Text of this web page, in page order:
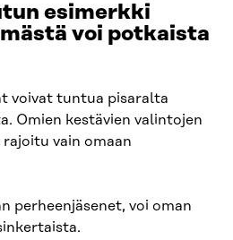
esimerkki
voi potkaista
voivat tuntua pisaralta
Omien kestävien valintojen
vain omaan
perheenjäsenet, voi oman